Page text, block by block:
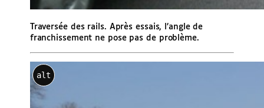
Traversée des rails. Après essais, l’angle de
franchissement ne pose pas de problème.
alt